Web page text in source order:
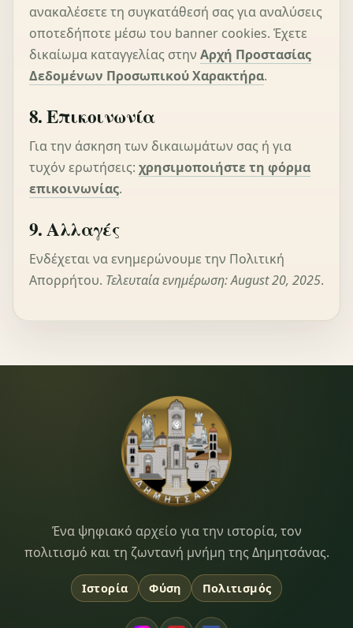
ανακαλέσετε τη συγκατάθεσή σας για αναλύσεις
οποτεδήποτε μέσω του banner cookies. Έχετε
δικαίωμα καταγγελίας στην Αρχή Προστασίας
Δεδομένων Προσωπικού Χαρακτήρα.
8. Επικοινωνία
Για την άσκηση των δικαιωμάτων σας ή για
τυχόν ερωτήσεις: χρησιμοποιήστε τη φόρμα
επικοινωνίας.
9. Αλλαγές
Ενδέχεται να ενημερώνουμε την Πολιτική
Απορρήτου. Τελευταία ενημέρωση: August 20, 2025.
Dimitsana.gr
Ένα ψηφιακό αρχείο για την ιστορία, τον
πολιτισμό και τη ζωντανή μνήμη της Δημητσάνας.
Ιστορία Φύση Πολιτισμός